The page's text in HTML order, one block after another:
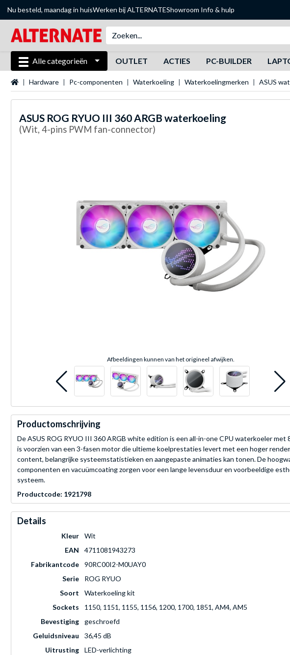
Nu besteld, maandag in huisWerken bij ALTERNATEShowroom Info & hulp
Alle categorieën OUTLET ACTIES PC-BUILDER
Startpagina
Hardware Pc-componenten Waterkoeling Waterkoelingmerken ASUS
ASUS ROG RYUO III 360 ARGB waterkoeling
(Wit, 4-pins PWM fan-connector)
Afbeeldingen kunnen van het origineel afwijken.
Productomschrijving
De ASUS ROG RYUO III 360 ARGB white edition is een all-in-one CPU waterkoeler
is voorzien van een 3-fasen motor die ultieme koelprestaties levert met een hoger
content, belangrijke systeemstatistieken en aangepaste animaties kan tonen. De
componenten en vacuümcoating zorgen voor een lange levensduur en voorbeeldige
systeem.
Productcode: 1921798
Details
Kleur
Wit
EAN
4711081943273
Fabrikantcode
90RC00I2-M0UAY0
Serie
ROG RYUO
Soort
Waterkoeling kit
Sockets
1150, 1151, 1155, 1156, 1200, 1700, 1851, AM4, AM5
Bevestiging
geschroefd
Geluidsniveau
36,45 dB
Uitrusting
LED-verlichting